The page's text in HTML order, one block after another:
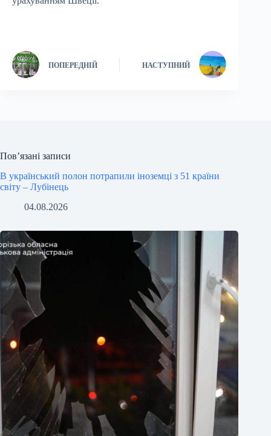
ПОПЕРЕДНІЙ НАСТУПНИЙ
Пов’язані записи
В український полон потрапили іноземці з 51 країни
світу – Лубінець
04.08.2026